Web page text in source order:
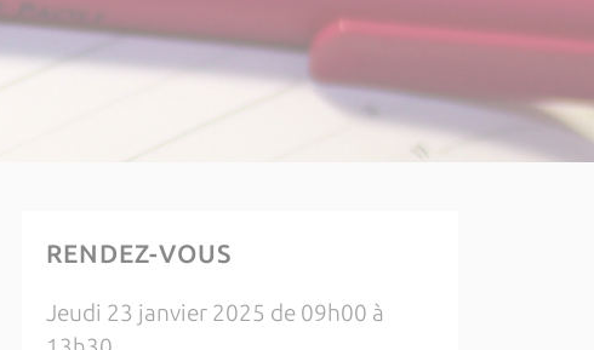
RENDEZ-VOUS
Jeudi 23 janvier 2025 de 09h00 à